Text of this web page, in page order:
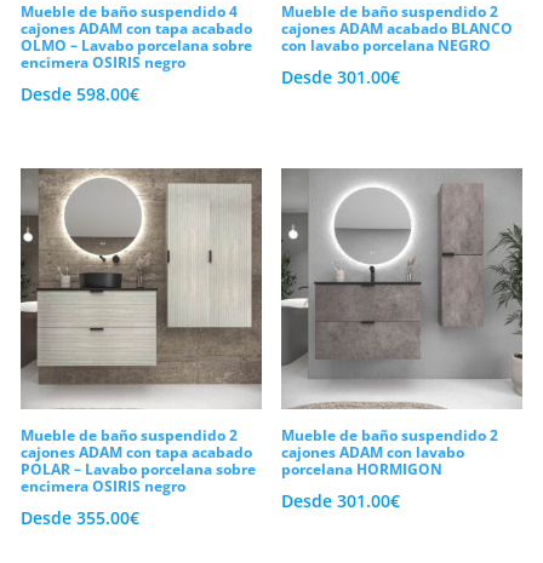
Mueble de baño suspendido 4
cajones ADAM con tapa acabado
OLMO – Lavabo porcelana sobre
encimera OSIRIS negro
Desde 598.00€
Mueble de baño suspendido 2
cajones ADAM acabado BLANCO
con lavabo porcelana NEGRO
Desde301.00€
Mueble de baño suspendido 2
cajones ADAM con tapa acabado
POLAR – Lavabo porcelana sobre
encimera OSIRIS negro
Desde 355.00€
Mueble de baño suspendido 2
cajones ADAM con lavabo
porcelana HORMIGON
Desde301.00€